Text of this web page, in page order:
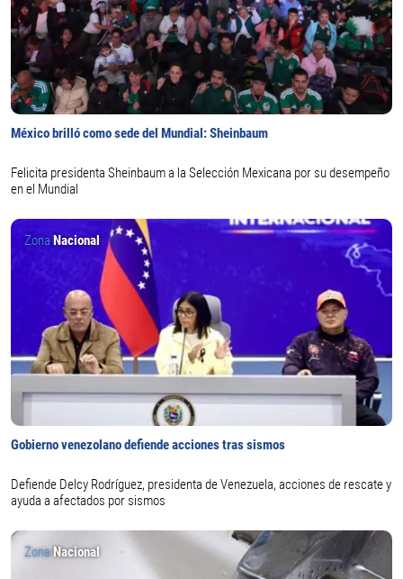
México brilló como sede del Mundial: Sheinbaum
Felicita presidenta Sheinbaum a la Selección Mexicana por su desempeño
en el Mundial
ZonaNacional
Gobierno venezolano defiende acciones tras sismos
Defiende Delcy Rodríguez, presidenta de Venezuela, acciones de rescate y
ayuda a afectados por sismos
ZonaNacional